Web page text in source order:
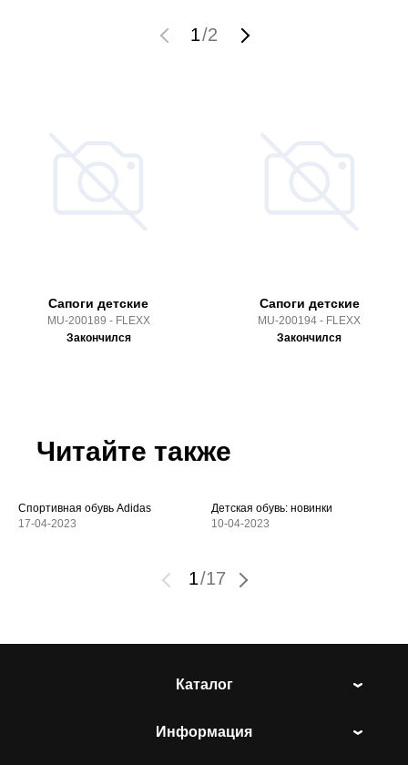
1/2
Сапоги детские
MU-200189 - FLEXX
Закончился
Сапоги детские
MU-200194 - FLEXX
Закончился
Читайте также
Спортивная обувь Adidas
17-04-2023
Детская обувь: новинки
10-04-2023
1/17
Каталог
Информация